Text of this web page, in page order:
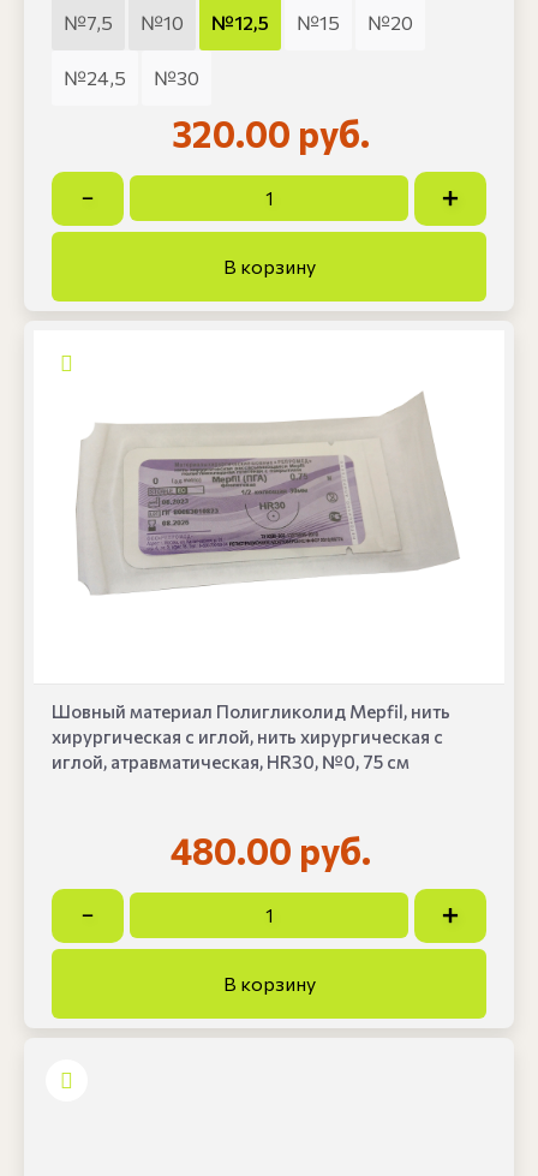
№7,5 №10 №12,5 №15 №20
№24,5 №30
320.00 руб.
Шовный материал Полигликолид Mepfil, нить
хирургическая с иглой, нить хирургическая с
иглой, атравматическая, HR30, №0, 75 см
480.00 руб.